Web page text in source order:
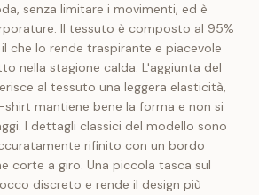
senza limitare i movimenti, ed è
Il tessuto è composto al 95%
che lo rende traspirante e piacevole
nella stagione calda. L'aggiunta del
al tessuto una leggera elasticità,
shirt mantiene bene la forma e non si
I dettagli classici del modello sono
rifinito con un bordo
corte a giro. Una piccola tasca sul
discreto e rende il design più